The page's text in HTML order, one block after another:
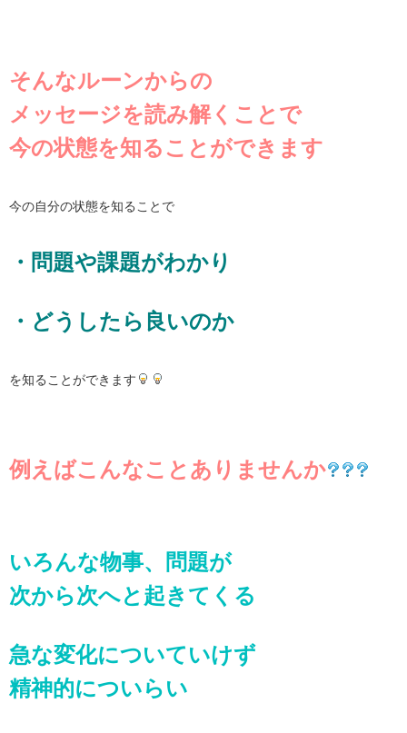
そんなルーンからの
メッセージを読み解くことで
今の状態を知ることができます
今の自分の状態を知ることで
・問題や課題がわかり
・どうしたら良いのか
を知ることができます
例えばこんなこと ありませんか
いろんな物事、問題が
次から次へと起きてくる
急な変化についていけず
精神的についらい